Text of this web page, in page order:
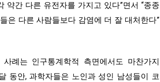
약간 다른 유전자를 가지고 있다”면서 “종종
은 다른 사람들보다 감염에 더 잘 대처한다”
사례는 인구통계학적 측면에서도 마찬가지
동안, 과학자들은 노인과 성인 남성들이 코